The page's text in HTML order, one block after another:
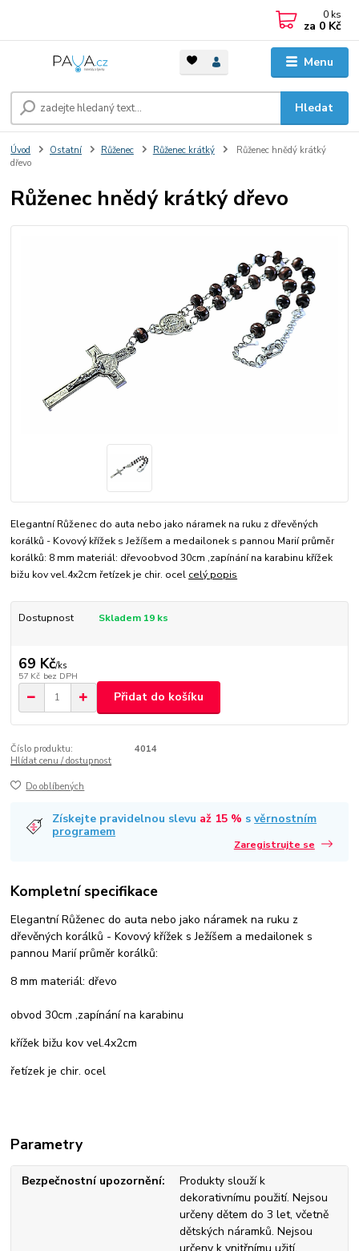
Menu
Hledat
0 ks
za 0 Kč
Úvod Ostatní Růženec Růženec krátký
Růženec hnědý krátký
dřevo
Růženec hnědý krátký dřevo
Elegantní Růženec do auta nebo jako náramek na ruku z dřevěných
korálků - Kovový křížek s Ježíšem a medailonek s pannou Marií průměr
korálků: 8 mm materiál: dřevoobvod 30cm ,zapínání na karabinu křížek
bižu kov vel.4x2cm řetízek je chir. ocel celý popis
Dostupnost Skladem 19 ks
69 Kč/ks
57 Kč bez DPH
Přidat do košíku
Číslo produktu:
4014
Hlídat cenu / dostupnost
Do oblíbených
Získejte pravidelnou slevu až 15 % svěrnostním
programem
Zaregistrujte se
Kompletní specifikace
Elegantní Růženec do auta nebo jako náramek na ruku z
dřevěných korálků - Kovový křížek s Ježíšem a medailonek s
pannou Marií průměr korálků:
8 mm materiál: dřevo
obvod 30cm ,zapínání na karabinu
křížek bižu kov vel.4x2cm
řetízek je chir. ocel
Parametry
Bezpečnostní upozornění
Produkty slouží k
dekorativnímu použití. Nejsou
určeny dětem do 3 let, včetně
dětských náramků. Nejsou